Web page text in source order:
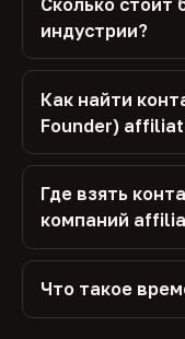
индустрии?
Как найти
Founder)
Где взять
компаний
Что такое